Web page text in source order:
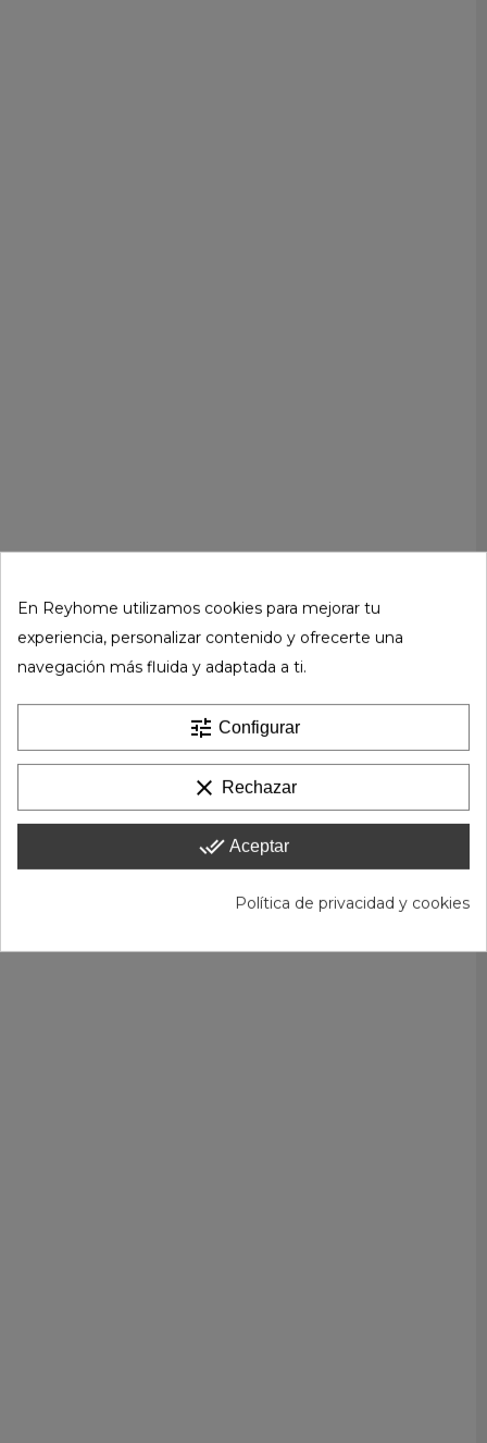
En Reyhome utilizamos cookies para mejorar tu
experiencia, personalizar contenido y ofrecerte una
navegación más fluida y adaptada a ti.
tune Configurar
clear Rechazar
done_all Aceptar
Política de privacidad y cookies